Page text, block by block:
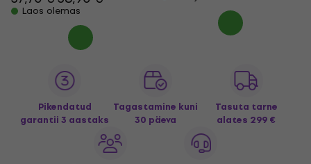
Laos olemas
Pikendatud
garantii 3 aastaks
Tagastamine kuni
30 päeva
Tasuta tarne
alates 299 €